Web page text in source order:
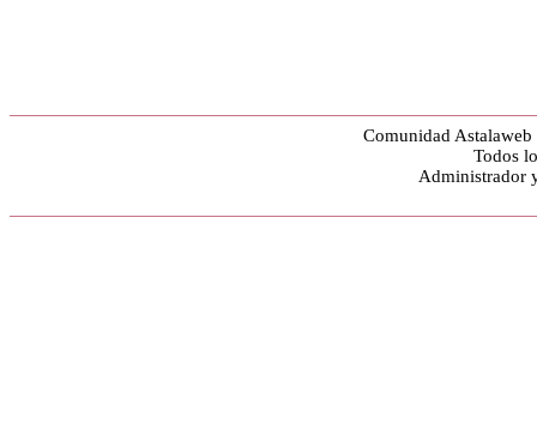
Comunidad
Todos
Administrador